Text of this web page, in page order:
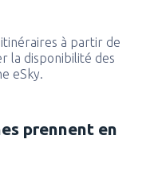
à partir de
la disponibilité des
eSky.
prennent en